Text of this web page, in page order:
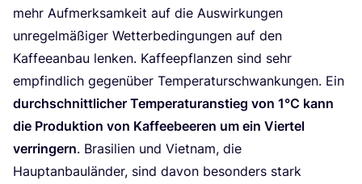
mehr Auf­merk­sam­keit auf die Aus­wir­kun­gen
unre­gel­mä­ßi­ger Wet­ter­be­din­gun­gen auf den
Kaf­fee­an­bau len­ken. Kaf­fee­pflan­zen sind sehr
emp­find­lich gegen­über Tem­pe­ra­tur­schwan­kun­gen. Ein
durch­schnitt­li­cher Tem­pe­ra­tur­an­stieg von 1°C kann
die Pro­duk­ti­on von Kaf­fee­bee­ren um ein Vier­tel
ver­rin­gern. Bra­si­li­en und Viet­nam, die
Haupt­an­bau­län­der, sind davon beson­ders stark